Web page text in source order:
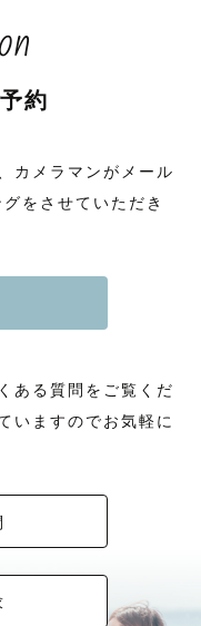
約
カメラマンがメール
をさせていただき
ある質問をご覧くだ
いますのでお気軽に